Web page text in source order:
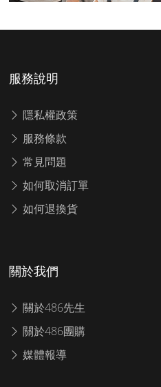
服務說明
隱私權政策
服務條款
常見問題
如何取消訂單
如何退換貨
關於我們
關於486先生
關於486團購
媒體報導